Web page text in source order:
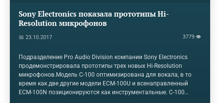
Sony Electronics показала прототипы Hi-
Resolution микрофонов
📅 23.10.2017 3779 👁
Подразделение Pro Audio Division компании Sony Electronics
продемонстрировала прототипы трех новых Hi-Resolution
микрофонов.Модель C-100 оптимизирована для вокала, в то
время как две другие модели ECM-100U и всенаправленный
ECM-100N позиционируются как инструментальные. C-100